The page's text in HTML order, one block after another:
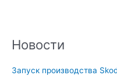
Новости
Запуск производства